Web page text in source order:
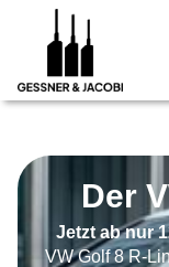
Der
Jetzt ab nur
VW Golf 8 R-